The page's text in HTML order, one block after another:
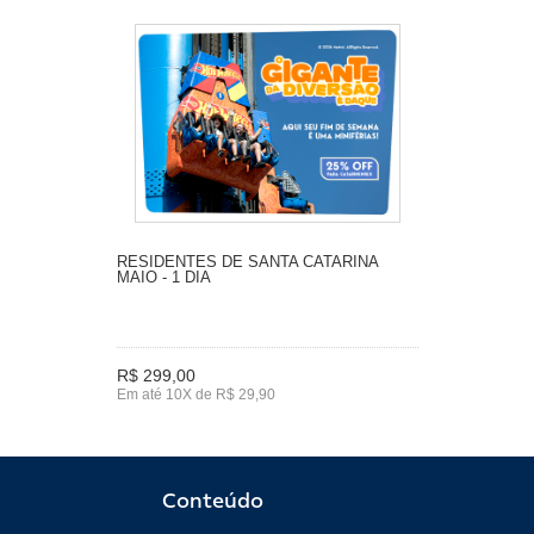
RESIDENTES DE SANTA CATARINA
MAIO - 1 DIA
R$ 299,00
Em até 10X de R$ 29,90
Conteúdo